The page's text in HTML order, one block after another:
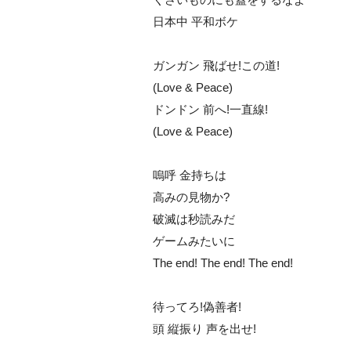
日本中 平和ボケ
ガンガン 飛ばせ!この道!
(Love & Peace)
ドンドン 前へ!一直線!
(Love & Peace)
嗚呼 金持ちは
高みの見物か?
破滅は秒読みだ
ゲームみたいに
The end! The end! The end!
待ってろ!偽善者!
頭 縦振り 声を出せ!